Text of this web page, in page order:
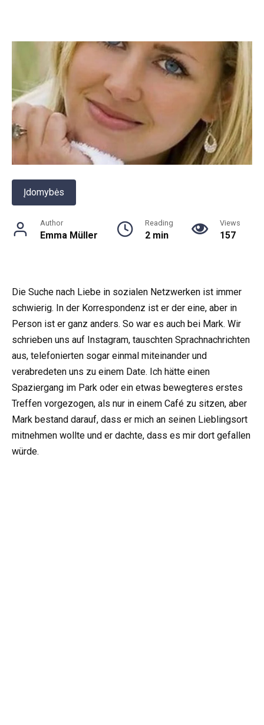
Įdomybės
Author
Emma Müller
Reading
2 min
Views
157
Die Suche nach Liebe in sozialen Netzwerken ist immer
schwierig. In der Korrespondenz ist er der eine, aber in
Person ist er ganz anders. So war es auch bei Mark. Wir
schrieben uns auf Instagram, tauschten Sprachnachrichten
aus, telefonierten sogar einmal miteinander und
verabredeten uns zu einem Date. Ich hätte einen
Spaziergang im Park oder ein etwas bewegteres erstes
Treffen vorgezogen, als nur in einem Café zu sitzen, aber
Mark bestand darauf, dass er mich an seinen Lieblingsort
mitnehmen wollte und er dachte, dass es mir dort gefallen
würde.